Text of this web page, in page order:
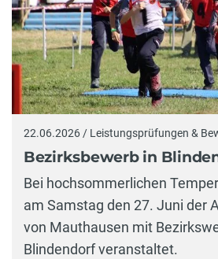
22.06.2026 / Leistungsprüfungen &
Bezirksbewerb in
Bei hochsommerlichen
am Samstag den 27. Juni der
von Mauthausen mit
Blindendorf veranstaltet.